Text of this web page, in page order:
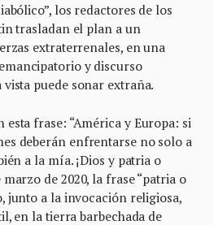
los redactores de los
trasladan el plan a un
extraterrenales, en una
y discurso
puede sonar extraña.
frase: “América y Europa: si
deberán enfrentarse no solo a
a la mía. ¡Dios y patria o
marzo de 2020, la frase “patria o
junto a la invocación religiosa,
en la tierra barbechada de